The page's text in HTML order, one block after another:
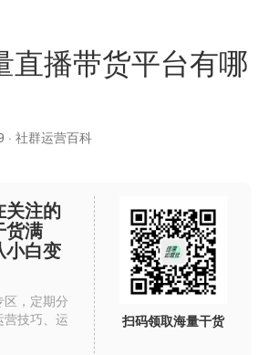
直播带货平台有哪
· 社群运营百科
关注的
货满
小白变
，定期分
技巧、运
扫码领取海量干货